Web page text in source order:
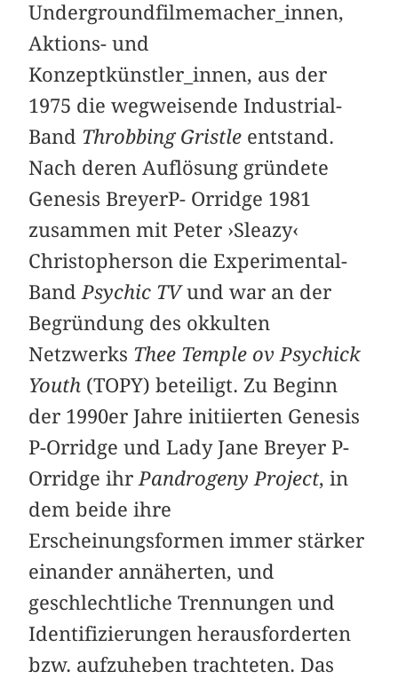
Undergroundfilmemacher_innen,
Aktions- und
Konzeptkünstler_innen, aus der
1975 die wegweisende Industrial-
Band Throbbing Gristle entstand.
Nach deren Auflösung gründete
Genesis BreyerP- Orridge 1981
zusammen mit Peter ›Sleazy‹
Christopherson die Experimental-
Band Psychic TVund war an der
Begründung des okkulten
Netzwerks Thee Temple ov Psychick
Youth (TOPY) beteiligt. Zu Beginn
der 1990er Jahre initiierten Genesis
P-Orridge und Lady Jane Breyer P-
Orridge ihr Pandrogeny Project, in
dem beide ihre
Erscheinungsformen immer stärker
einander annäherten, und
geschlechtliche Trennungen und
Identifizierungen herausforderten
bzw. aufzuheben trachteten. Das